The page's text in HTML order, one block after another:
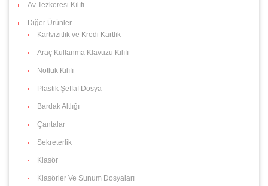
Av Tezkeresi Kılıfı
Diğer Ürünler
Kartvizitlik ve Kredi Kartlık
Araç Kullanma Klavuzu Kılıfı
Notluk Kılıfı
Plastik Şeffaf Dosya
Bardak Altlığı
Çantalar
Sekreterlik
Klasör
Klasörler Ve Sunum Dosyaları